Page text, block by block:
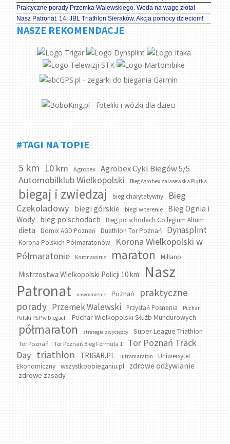
Praktyczne porady Przemka Walewskiego. Woda na wagę złota!
Nasz Patronat. 14. JBL Triathlon Sieraków. Akcja pomocy dzieciom!
NASZE REKOMENDACJE
#TAGI NA TOPIE
5 km 10 km Agrobex Agrobex Cykl Biegów 5/5
Automobilklub Wielkopolski Bieg Agrobex zalasewska Piątka
biegaj i zwiedzaj bieg charytatywny
Bieg
Czekoladowy
biegi górskie biegi w terenie
Bieg Ognia i
Wody bieg po schodach Bieg po schodach Collegium Altum
dieta Domix AGD Poznań Duathlon Tor Poznań Dynasplint
Korona Polskich Półmaratonów
Korona Wielkopolski w
Półmaratonie
Koronawirus maraton Millano
Mistrzostwa Wielkopolski Policji 10 km
Nasz
Patronat
nawodnienie Poznań
praktyczne
porady Przemek Walewski Przystań Posnania
Puchar
Polski PSP w biegach
Puchar Wielkopolski Służb Mundurowych
półmaraton strategia zwycięzcy Super League Triathlon
Tor Poznań Tor Poznań Bieg Formuła 1
Tor Poznań Track
Day triathlon TRIGAR.PL ultramaraton
Uniwersytet
Ekonomiczny
wszystkoobieganiu.pl zdrowe odżywianie
zdrowe zasady